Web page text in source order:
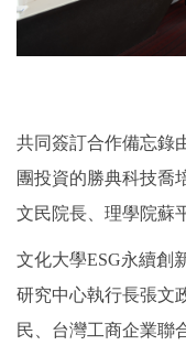
共同簽訂合作備忘錄
團投資的勝典科技喬
文民院長、理學院蘇
文化大學ESG永續創
研究中心執行長張文
民、台灣工商企業聯